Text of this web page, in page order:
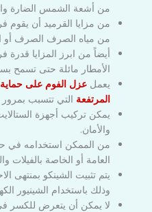
من أشعة الشمس الضارة
من مزايا القرميد أن
من مياه الصرف الصرف أو
أيضاً من ابرز المزايا
الأمطار مائلة حتى تسمح
يعملعزل الفوم على
المرتفعة التي تتسبب
يمكن تركيب أجهزة
والأمان.
من الممكن استخدامه في
العامة أو الخاصة بالفيلات
يتم تثبيت الشينكو بمنتهى
وذلك باستخدام الشينيور
لا يمكن أن يتعرض للكسر